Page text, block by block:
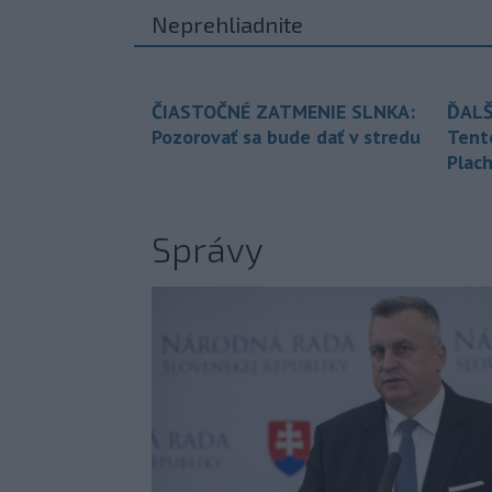
Neprehliadnite
ČIASTOČNÉ ZATMENIE SLNKA:
Pozorovať sa bude dať v stredu
Správy